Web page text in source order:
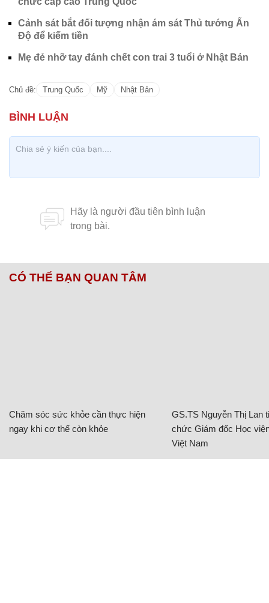
Cảnh sát bắt đối tượng nhận ám sát Thủ tướng Ấn
Độ để kiếm tiền
Mẹ đẻ nhỡ tay đánh chết con trai 3 tuổi ở Nhật Bản
Chủ đề: Trung Quốc Mỹ Nhật Bản
CÓ THỂ BẠN QUAN TÂM
Chăm sóc sức khỏe cần thực hiện
ngay khi cơ thể còn khỏe
GS.TS Nguyễn Thị Lan
chức Giám đốc Học
Việt Nam